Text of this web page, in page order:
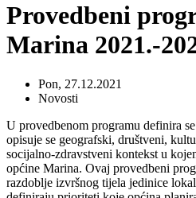
Provedbeni
Marina 2021.-
Pon, 27.12.2021
Novosti
U provedbenom programu definira
opisuje se geografski, društveni,
socijalno-zdravstveni kontekst u
općine Marina. Ovaj provedbeni
razdoblje izvršnog tijela jedinice